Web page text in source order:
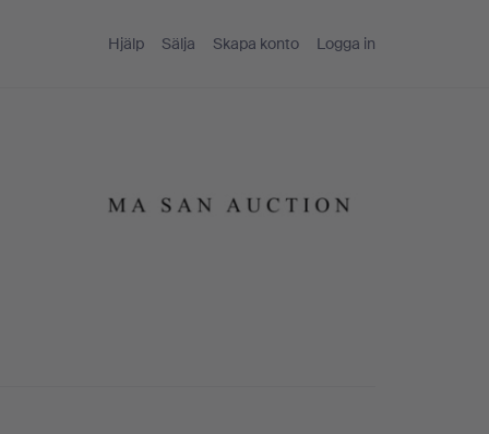
Hjälp Sälja Skapa konto Logga in